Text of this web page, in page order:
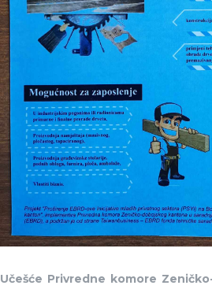
Učešće Privredne komore